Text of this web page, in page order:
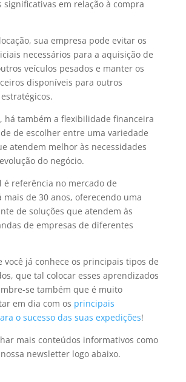
significativas em relação à compra
sua empresa pode evitar os
necessários para a aquisição de
veículos pesados e manter os
disponíveis para outros
há também a flexibilidade financeira
de escolher entre uma variedade
atendem melhor às necessidades
do negócio.
é referência no mercado de
de 30 anos, oferecendo uma
de soluções que atendem às
de empresas de diferentes
você já conhece os principais tipos de
que tal colocar esses aprendizados
se também que é muito
em dia com os principais
o sucesso das suas expedições!
mais conteúdos informativos como
newsletter logo abaixo.